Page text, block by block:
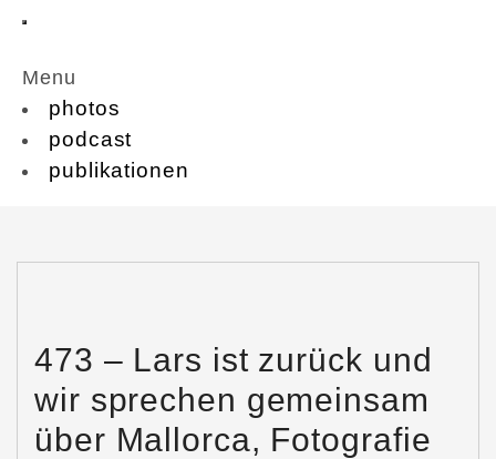
Menu
photos
podcast
publikationen
473 – Lars ist zurück und
wir sprechen gemeinsam
über Mallorca, Fotografie